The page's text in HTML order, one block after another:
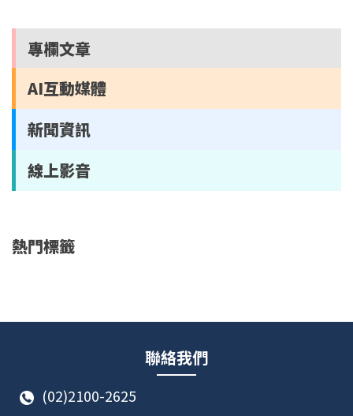
專欄文章
AI互動媒體
新聞資訊
線上影音
熱門標籤
聯絡我們
(02)2100-2625